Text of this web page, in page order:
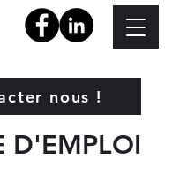
nous !
D'EMPLOI